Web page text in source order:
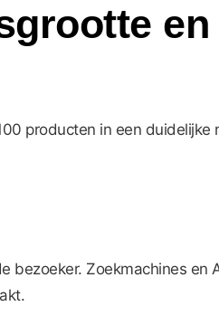
producten in een
bezoeker. Zoekmachines en